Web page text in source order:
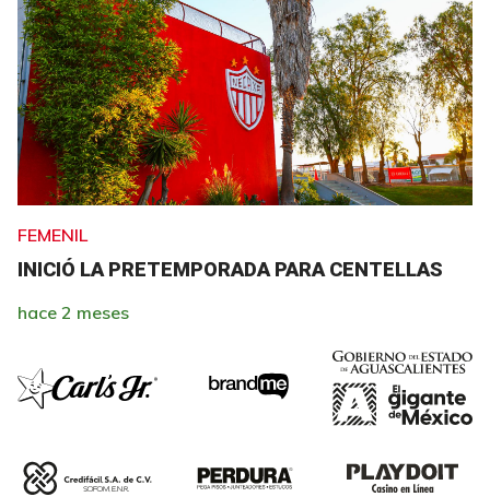
FEMENIL
INICIÓ LA PRETEMPORADA PARA CENTELLAS
hace 2 meses